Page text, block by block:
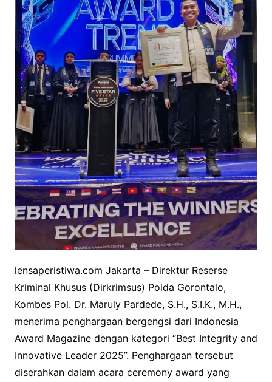
lensaperistiwa.com Jakarta – Direktur Reserse
Kriminal Khusus (Dirkrimsus) Polda Gorontalo,
Kombes Pol. Dr. Maruly Pardede, S.H., S.I.K., M.H.,
menerima penghargaan bergengsi dari Indonesia
Award Magazine dengan kategori “Best Integrity and
Innovative Leader 2025”. Penghargaan tersebut
diserahkan dalam acara ceremony award yang